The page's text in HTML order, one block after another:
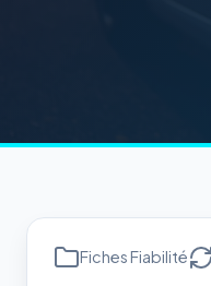
Fiches Fiabilité